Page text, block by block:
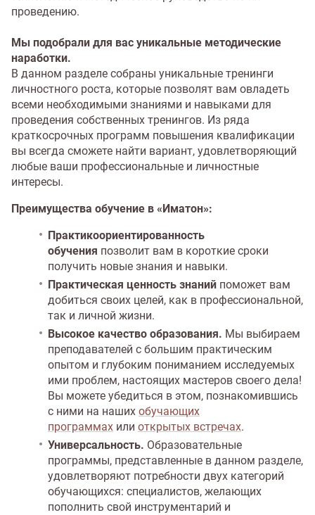
проведению.
Мы подобрали для вас уникальные методические
наработки.
В данном разделе собраны уникальные тренинги
личностного роста, которые позволят вам овладеть
всеми необходимыми знаниями и навыками для
проведения собственных тренингов. Из ряда
краткосрочных программ повышения квалификации
вы всегда сможете найти вариант, удовлетворяющий
любые ваши профессиональные и личностные
интересы.
Преимущества обучение в «Иматон»:
Практикоориентированность
обучения позволит вам в короткие сроки
получить новые знания и навыки.
Практическая ценность знаний поможет вам
добиться своих целей, как в профессиональной,
так и личной жизни.
Высокое качество образования. Мы выбираем
преподавателей с большим практическим
опытом и глубоким пониманием исследуемых
ими проблем, настоящих мастеров своего дела!
Вы можете убедиться в этом, познакомившись
с ними на наших обучающих
программах или открытых встречах.
Универсальность. Образовательные
программы, представленные в данном разделе,
удовлетворяют потребности двух категорий
обучающихся: специалистов, желающих
пополнить свой инструментарий и